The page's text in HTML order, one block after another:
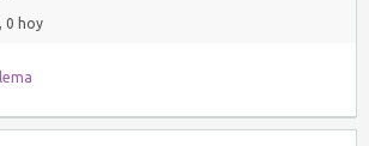
0 hoy